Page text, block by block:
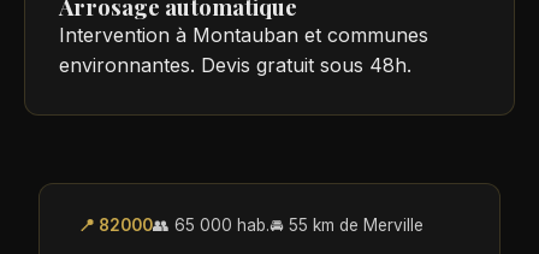
Arrosage automatique
Intervention à Montauban et communes
environnantes. Devis gratuit sous 48h.
📍 82000👥 65 000 hab.🚘 55 km de Merville